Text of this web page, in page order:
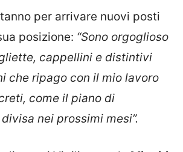
per arrivare nuovi posti
posizione: “Sono orgoglioso
cappellini e distintivi
che ripago con il mio lavoro
come il piano di
nei prossimi mesi”.